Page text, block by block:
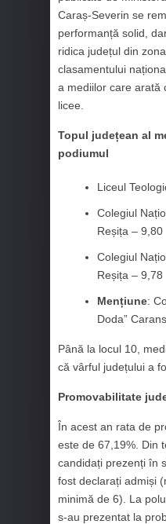
Caraș-Severin se
performanță solid,
ridica județul din
clasamentului
a mediilor care arată
licee.
Topul județean al
podiumul
Liceul
Colegiul
Reșița – 9,80
Colegiul
Reșița – 9,78
Mențiune:
Doda”
Până la locul 10,
că vârful județului a
Promovabilitate
În acest an rata de
este de 67,19%. Din
candidați prezenți în
fost declarați admiși
minimă de 6). La
s-au prezentat la